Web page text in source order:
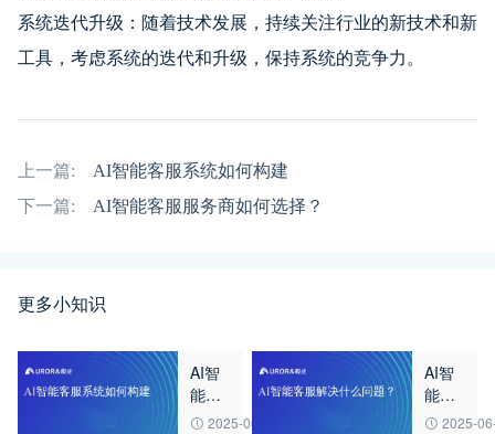
系统迭代升级：随着技术发展，持续关注行业的新技术和新
工具，考虑系统的迭代和升级，保持系统的竞争力。
上一篇:
AI智能客服系统如何构建
下一篇:
AI智能客服服务商如何选择？
更多小知识
AI智
能客
服系2025-06-23
AI智
能客
服解2025-